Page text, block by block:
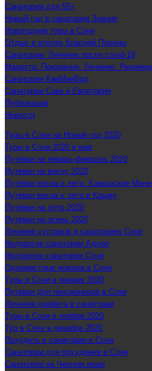
Санатории для 55+
Новый год в санатории Знание
Новогодние туры в Сочи
Отдых в отелях Красной Поляны
Санатории: Лечение после covid-19
Мацеста: Показания. Лечение.
Санатории КавМинВод
Санатории Саки и Евпатория
Публикации
Новости
Туры в Сочи на Новый год 2020
Туры в Сочи 2020 в мае
Путевки на январь-февраль 2020
Путевки на весну 2020
Путевки весна и лето. Кавказские
Путевки весна и лето в Крыму
Путевки на лето 2020
Путевки на осень 2020
Лечение суставов в санаториях Сочи
Недорогие санатории Адлер
Недорогие санатории Сочи
Одноместные номера в Сочи
Туры в Сочи в январе 2020
Путевки для пенсионеров в Сочи
Лечение диабета в санатории
Туры в Сочи в ноябре 2020
Тур в Сочи в декабре 2020
Похудеть в санатории в Сочи
Санатории для похудения в Сочи
Санатории на Черном море